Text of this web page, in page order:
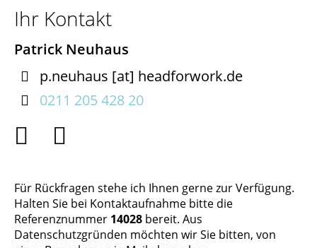
Ihr Kontakt
Patrick Neuhaus

p.neuhaus [at] headforwork.de

0211 205 428 20
 
Für Rückfragen stehe ich Ihnen gerne zur Verfügung.
Halten Sie bei Kontaktaufnahme bitte die
Referenznummer 14028 bereit. Aus
Datenschutzgründen möchten wir Sie bitten, von